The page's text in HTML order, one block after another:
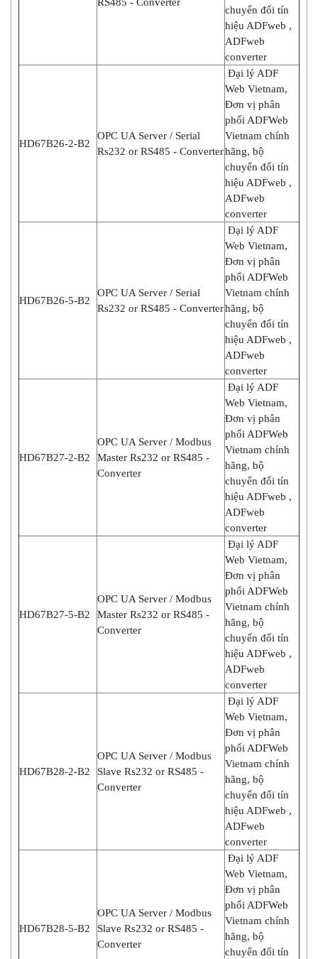
chuyển đổi tín
hiệu ADFweb ,
ADFweb
converter
HD67B26-2-B2
OPC UA Server / Serial
Rs232 or RS485 - Converter
Đại lý ADF
Web Vietnam,
Đơn vị phân
phối ADFWeb
Vietnam chính
hãng, bộ
chuyển đổi tín
hiệu ADFweb ,
ADFweb
converter
HD67B26-5-B2
OPC UA Server / Serial
Rs232 or RS485 - Converter
Đại lý ADF
Web Vietnam,
Đơn vị phân
phối ADFWeb
Vietnam chính
hãng, bộ
chuyển đổi tín
hiệu ADFweb ,
ADFweb
converter
HD67B27-2-B2
OPC UA Server / Modbus
Master Rs232 or RS485 -
Converter
Đại lý ADF
Web Vietnam,
Đơn vị phân
phối ADFWeb
Vietnam chính
hãng, bộ
chuyển đổi tín
hiệu ADFweb ,
ADFweb
converter
HD67B27-5-B2
OPC UA Server / Modbus
Master Rs232 or RS485 -
Converter
Đại lý ADF
Web Vietnam,
Đơn vị phân
phối ADFWeb
Vietnam chính
hãng, bộ
chuyển đổi tín
hiệu ADFweb ,
ADFweb
converter
HD67B28-2-B2
OPC UA Server / Modbus
Slave Rs232 or RS485 -
Converter
Đại lý ADF
Web Vietnam,
Đơn vị phân
phối ADFWeb
Vietnam chính
hãng, bộ
chuyển đổi tín
hiệu ADFweb ,
ADFweb
converter
HD67B28-5-B2
OPC UA Server / Modbus
Slave Rs232 or RS485 -
Converter
Đại lý ADF
Web Vietnam,
Đơn vị phân
phối ADFWeb
Vietnam chính
hãng, bộ
chuyển đổi tín